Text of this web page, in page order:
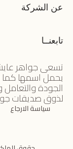
عن الشركة
تابعنــا
تسعى جواهر
يحمل اسمها كما
الجودة والتعامل
لذوق صديقات
سياسة الارجاع